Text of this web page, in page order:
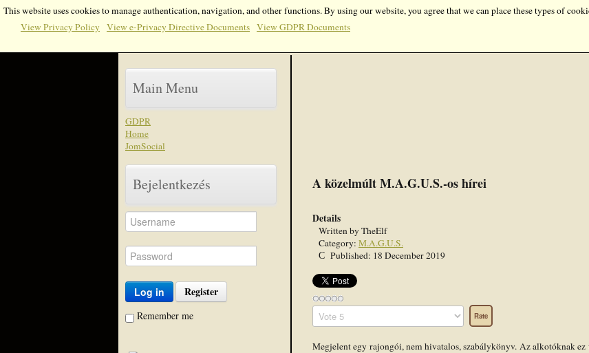
Main Menu
GDPR
Home
JomSocial
Bejelentkezés
Log in Register
Remember me
A közelmúlt M.A.G.U.S.-os hírei
Details
Written byTheElf
Category: M.A.G.U.S.
Published: 18 December 2019
Please
Rate
Megjelent egy rajongói, nem hivatalos, szabálykönyv. Az alkotóknak
This website uses cookies to manage authentication, navigation, and other functions. By using our website, you agree that we can place these types of
View Privacy Policy
View e-Privacy Directive Documents View GDPR Documents